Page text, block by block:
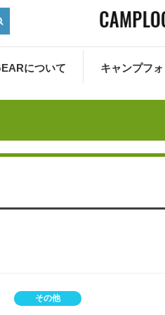
について キャンプフォ
その他